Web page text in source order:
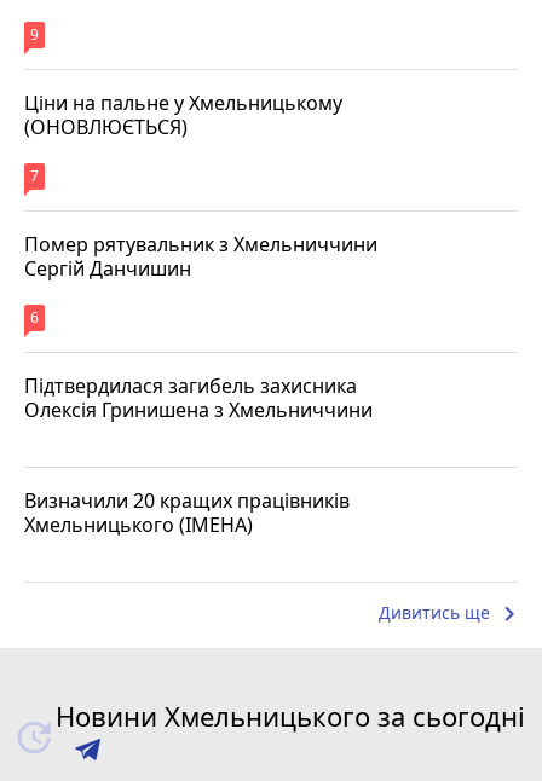
9
Ціни на пальне у Хмельницькому
(ОНОВЛЮЄТЬСЯ)
7
Помер рятувальник з Хмельниччини
Сергій Данчишин
6
Підтвердилася загибель захисника
Олексія Гринишена з Хмельниччини
Визначили 20 кращих працівників
Хмельницького (ІМЕНА)
Дивитись ще keyboard_arrow_right
Новини Хмельницького за сьогодні